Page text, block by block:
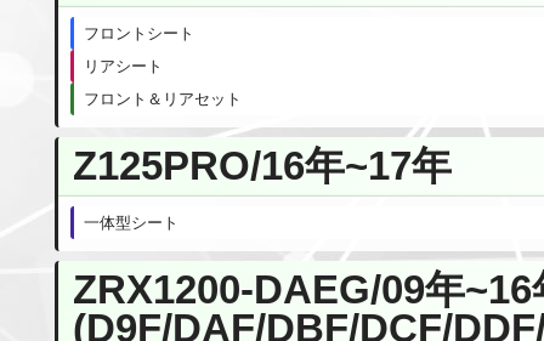
フロントシート
リアシート
フロント＆リアセット
Z125PRO/16年~17年
一体型シート
ZRX1200-DAEG/09年~16
(D9F/DAF/DBF/DCF/